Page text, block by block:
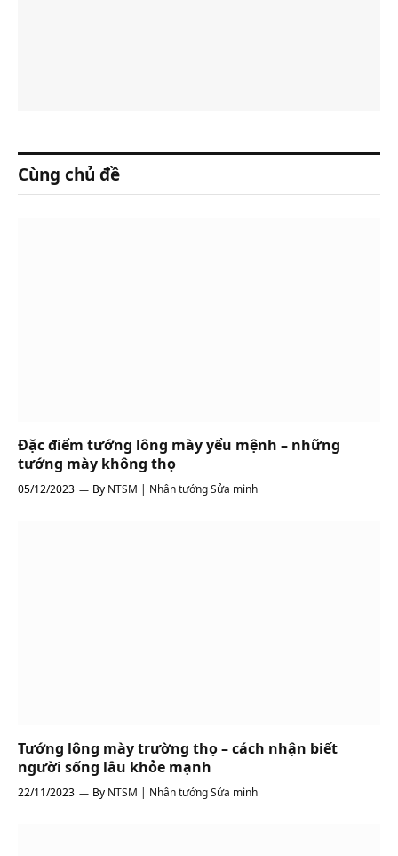
Cùng chủ đề
Đặc điểm tướng lông mày yểu mệnh – những
tướng mày không thọ
05/12/2023 By NTSM | Nhân tướng Sửa mình
Tướng lông mày trường thọ – cách nhận biết
người sống lâu khỏe mạnh
22/11/2023 By NTSM | Nhân tướng Sửa mình